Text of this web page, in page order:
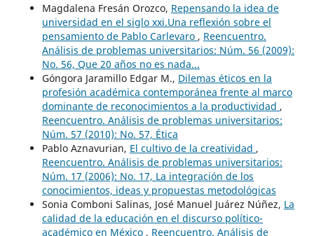
Magdalena Fresán Orozco, Repensando la idea de
universidad en el siglo xxi.Una reflexión sobre el
pensamiento de Pablo Carlevaro , Reencuentro.
Análisis de problemas universitarios: Núm. 56 (2009):
No. 56, Que 20 años no es nada...
Góngora Jaramillo Edgar M., Dilemas éticos en la
profesión académica contemporánea frente al marco
dominante de reconocimientos a la productividad ,
Reencuentro. Análisis de problemas universitarios:
Núm. 57 (2010): No. 57, Ética
Pablo Aznavurian, El cultivo de la creatividad ,
Reencuentro. Análisis de problemas universitarios:
Núm. 17 (2006): No. 17, La integración de los
conocimientos, ideas y propuestas metodológicas
Sonia Comboni Salinas, José Manuel Juárez Núñez, La
calidad de la educación en el discurso político-
académico en México , Reencuentro. Análisis de